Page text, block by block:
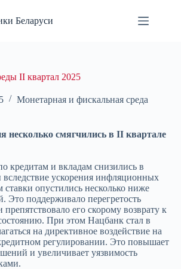
Беларуси
II квартал 2025
Монетарная и фискальная среда
несколько смягчились в II квартале
кредитам и вкладам снизились в
ускорения инфляционных
ставки опустились несколько ниже
Это поддерживало перегретость
препятствовало его скорому возврату к
При этом Нацбанк стал в
на директивное воздействие на
регулировании. Это повышает
и увеличивает уязвимость